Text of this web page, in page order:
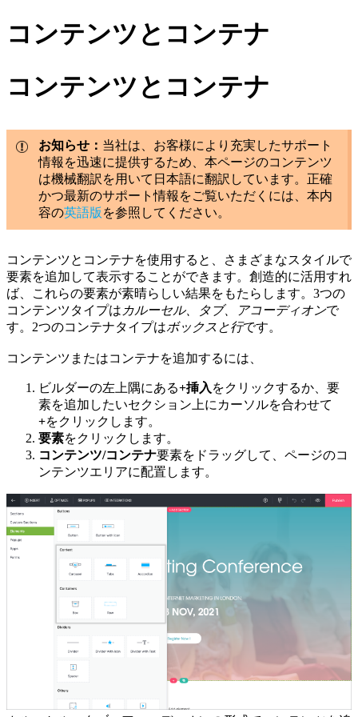
コンテンツとコンテナ
コンテンツとコンテナ
お知らせ： 当社は、お客様により充実したサポート
情報を迅速に提供するため、本ページのコンテンツ
は機械翻訳を用いて日本語に翻訳しています。正確
かつ最新のサポート情報をご覧いただくには、本内
容の英語版 を参照してください。
コンテンツとコンテナを使用すると、さまざまなスタイルで
要素を追加して表示することができます。創造的に活用すれ
ば、これらの要素が素晴らしい結果をもたらします。3つの
コンテンツタイプは カルーセル、タブ、アコーディオンで
す。2つのコンテナタイプはボックスと行です。
コンテンツまたはコンテナを追加するには、
ビルダーの左上隅にある+挿入 をクリックするか、要
素を追加したいセクション上にカーソルを合わせて
+をクリックします。
要素をクリックします。
コンテンツ/コンテナ要素をドラッグして、ページのコ
ンテンツエリアに配置します。